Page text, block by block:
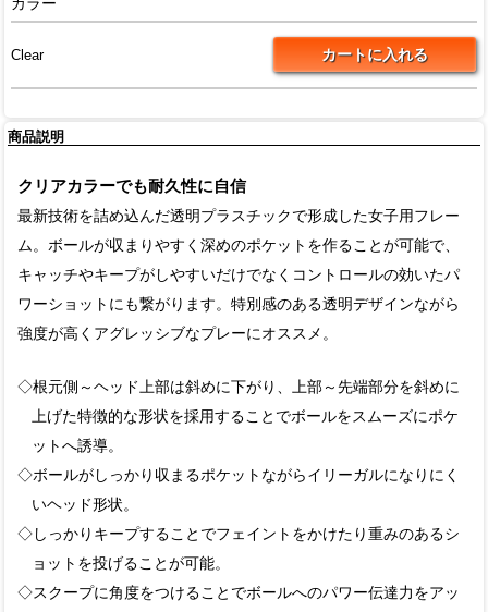
カラー
Clear
商品説明
クリアカラーでも耐久性に自信
最新技術を詰め込んだ透明プラスチックで形成した女子用フレー
ム。ボールが収まりやすく深めのポケットを作ることが可能で、
キャッチやキープがしやすいだけでなくコントロールの効いたパ
ワーショットにも繋がります。特別感のある透明デザインながら
強度が高くアグレッシブなプレーにオススメ。
◇根元側～ヘッド上部は斜めに下がり、上部～先端部分を斜めに
上げた特徴的な形状を採用することでボールをスムーズにポケ
ットへ誘導。
◇ボールがしっかり収まるポケットながらイリーガルになりにく
いヘッド形状。
◇しっかりキープすることでフェイントをかけたり重みのあるシ
ョットを投げることが可能。
◇スクープに角度をつけることでボールへのパワー伝達力をアッ